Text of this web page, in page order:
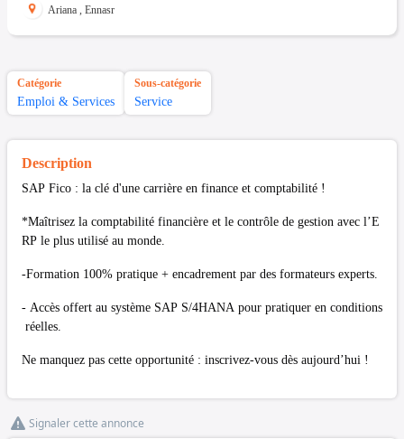
Ariana , Ennasr
Catégorie
Emploi & Services
Sous-catégorie
Service
Description
SAP Fico : la clé d'une carrière en finance et comptabilité !
*Maîtrisez la comptabilité financière et le contrôle de gestion avec l’E
RP le plus utilisé au monde.
-Formation 100% pratique + encadrement par des formateurs experts.
- Accès offert au système SAP S/4HANA pour pratiquer en conditions
réelles.
Ne manquez pas cette opportunité : inscrivez-vous dès aujourd’hui !
Signaler cette annonce